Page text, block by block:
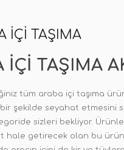
IÇI TAŞIMA
İÇI TAŞIMA
tüm araba içi taşıma
seyahat etmesini
sizleri bekliyor.
getirecek olan bu